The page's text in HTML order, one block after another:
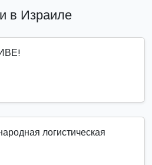
в Израиле
логистическая